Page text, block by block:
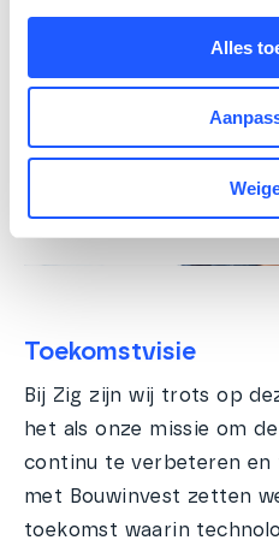
Alles
huurders. “Dankzij dit
gehoor geven aan de
Bij Bouwinvest
service en
verwachtingen
Toekomstvisie
Bij Zig zijn wij trots op
het als onze missie om
continu te verbeteren en
met Bouwinvest zetten
toekomst waarin